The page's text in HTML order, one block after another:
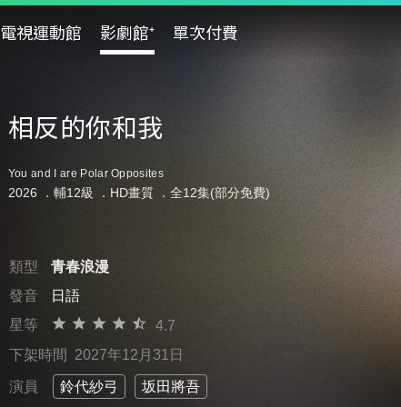
電視運動館 影劇館⁺ 單次付費
相反的你和我
You and I are Polar Opposites
2026 ． 輔12級 ．HD畫質 ．全12集(部分免費)
類型
青春浪漫
發音
日語
星等
4.7
下架時間 2027年12月31日
演員 鈴代紗弓 坂田將吾